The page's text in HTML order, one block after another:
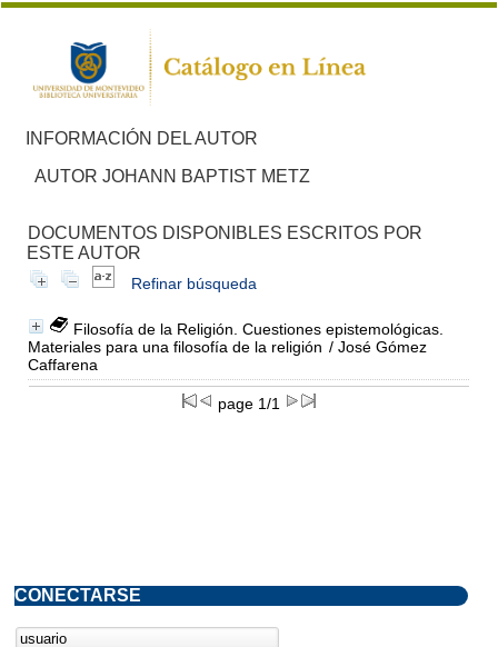
INFORMACIÓN DEL AUTOR
AUTOR JOHANN BAPTIST METZ
DOCUMENTOS DISPONIBLES ESCRITOS POR
ESTE AUTOR
Refinar búsqueda
Filosofía de la Religión. Cuestiones epistemológicas.
Materiales para una filosofía de la religión / José Gómez
Caffarena
page 1/1
CONECTARSE